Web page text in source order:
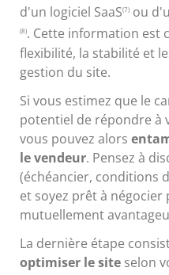
d'un logiciel SaaS(7) ou
(8). Cette information est
flexibilité, la stabilité et
gestion du site.
Si vous estimez que le
potentiel de répondre à
vous pouvez alors
le vendeur. Pensez à
(échéancier, conditions
et soyez prêt à
mutuellement
La dernière étape
optimiser le site selon